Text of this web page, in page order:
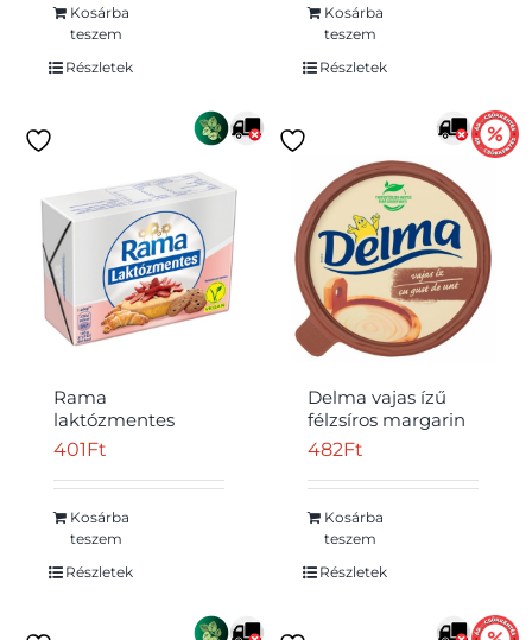
Kosárba
teszem
Részletek
Kosárba
teszem
Részletek
Rama
laktózmentes
sütőmargarin 250
401Ft
Kosárba
teszem
Részletek
Delma vajas ízű
félzsíros margarin
39% 450 g
482Ft
Kosárba
teszem
Részletek